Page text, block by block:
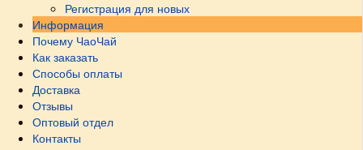
Регистрация для новых
Информация
Почему ЧаоЧай
Как заказать
Способы оплаты
Доставка
Отзывы
Оптовый отдел
Контакты